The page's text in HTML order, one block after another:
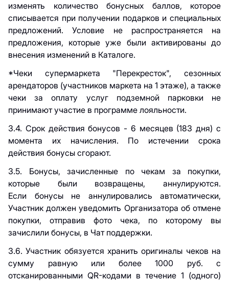
изменять количество бонусных баллов, которое
списывается при получении подарков и специальных
предложений. Условие не распространяется на
предложения, которые уже были активированы до
внесения изменений в Каталоге.
*Чеки супермаркета "Перекресток", сезонных
арендаторов (участников маркета на 1 этаже), а также
чеки за оплату услуг подземной парковки не
принимают участие в программе лояльности.
3.4. Срок действия бонусов - 6 месяцев (183 дня) с
момента их начисления. По истечении срока
действия бонусы сгорают.
3.5. Бонусы, зачисленные по чекам за покупки,
которые были возвращены, аннулируются.
Если бонусы не аннулировались автоматически,
Участник должен уведомить Организатора об отмене
покупки, отправив фото чека, по которому вы
зачислили бонусы, в Чат поддержки.
3.6. Участник обязуется хранить оригиналы чеков на
сумму равную или более 1000 руб. с
отсканированными QR-кодами в течение 1 (одного)